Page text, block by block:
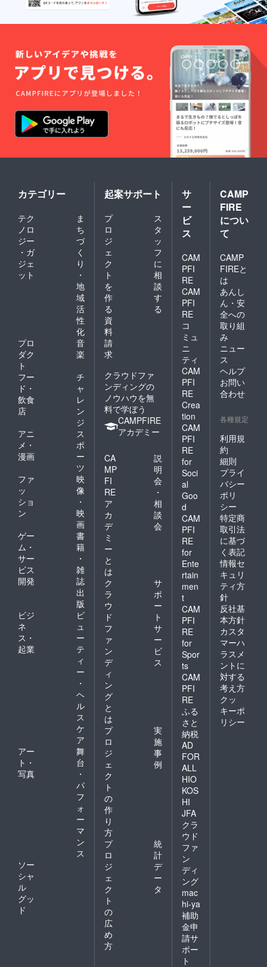
カテゴリー
テク
ノロ
ジー
・ガ
ジェ
ット
ま
ち
づ
く
り
・
地
域
活
性
化
プロ
ダク
ト
音
楽
フー
ド・
飲食
店
チ
ャ
レ
ン
ジ
アニ
メ・
漫画
ス
ポ
ー
ツ
ファ
ッ
ショ
ン
映
像
・
映
画
ゲー
ム・
サー
ビス
開発
書
籍
・
雑
誌
出
版
ビジ
ネ
ス・
起業
ビ
ュ
ー
テ
ィ
ー
・
ヘ
ル
ス
ケ
ア
アー
ト・
写真
舞
台
・
パ
フ
ォ
ー
マ
ン
ス
ソー
シャ
ル
グッ
ド
起案サポート
プ
ロ
ジ
ェ
ク
ト
を
作
る
ス
タ
ッ
フ
に
相
談
す
る
資
料
請
求
クラウドファ
ンディングの
ノウハウを無
料で学ぼう
CAMPFIRE
アカデミー
CA
MP
FI
RE
ア
カ
デ
ミ
ー
と
は
説
明
会
・
相
談
会
ク
ラ
ウ
ド
フ
ァ
ン
デ
ィ
ン
グ
と
は
サ
ポ
ー
ト
サ
ー
ビ
ス
プ
ロ
ジ
ェ
ク
ト
の
作
り
方
実
施
事
例
プ
ロ
ジ
ェ
ク
ト
の
広
め
方
統
計
デ
ー
タ
サ
ー
ビ
ス
CAM
PFI
RE
CAM
PFI
RE
コ
ミュ
ニ
ティ
CAM
PFI
RE
Crea
tion
CAM
PFI
RE
for
Soci
al
Goo
d
CAM
PFI
RE
for
Ente
rtain
men
t
CAM
PFI
RE
for
Spor
ts
CAM
PFI
RE
ふる
さと
納税
AD
FOR
ALL
HIO
KOS
HI
JFA
クラ
ウド
ファ
ン
ディ
ング
mac
hi-ya
補助
金申
請サ
ポー
ト
CAMP
FIRE
につい
て
CAMP
FIREと
は
あんし
ん・安
全への
取り組
み
ニュー
ス
ヘルプ
お問い
合わせ
各種規定
利用規
約
細則
プライ
バシー
ポリ
シー
特定商
取引法
に基づ
く表記
情報セ
キュリ
ティ方
針
反社基
本方針
カスタ
マーハ
ラスメ
ントに
対する
考え方
クッ
キーポ
リシー